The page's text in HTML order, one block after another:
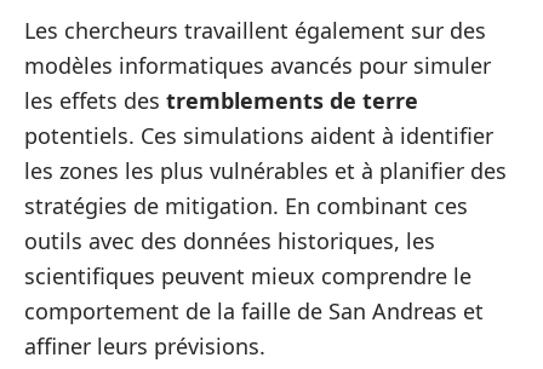
Les chercheurs travaillent également sur des
modèles informatiques avancés pour simuler
les effets des tremblements de terre
potentiels. Ces simulations aident à identifier
les zones les plus vulnérables et à planifier des
stratégies de mitigation. En combinant ces
outils avec des données historiques, les
scientifiques peuvent mieux comprendre le
comportement de la faille de San Andreas et
affiner leurs prévisions.